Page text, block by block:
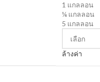
1 แกลลอน
¼ แกลลอน
5 แกลลอน
ล้างค่า